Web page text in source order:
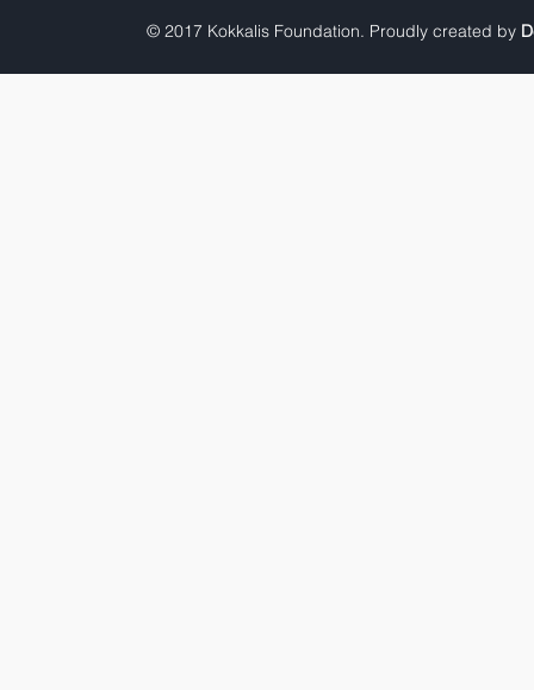
© 2017 Kokkalis Foundation. Proudly created by